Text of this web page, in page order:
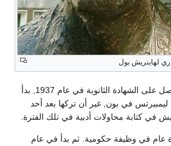
لهاينريش بول
Gymnasium. وبعد أن حصل على الشهادة الثانوية في عام 1937, بدأ
في بون, غير أن تركها بعد أحد
في كتابة محاولات أدبية في تلك الفترة.
عمل لمدة عام في وظيفة حكومية. ثم بدأ في عام